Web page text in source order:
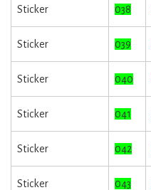
Sticker 038
Sticker 039
Sticker 040
Sticker 041
Sticker 042
Sticker 043